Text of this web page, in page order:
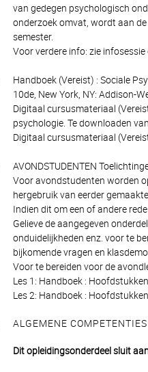
van gedegen psychologisch
onderzoek omvat, wordt aan
semester.
Voor verdere info: zie
Handboek (Vereist) : Sociale
10de, New York, NY: Addison-
Digitaal cursusmateriaal
psychologie. Te downloaden
Digitaal cursusmateriaal
AVONDSTUDENTEN
Voor avondstudenten worden
hergebruik van eerder
Indien dit om een of andere
Gelieve de aangegeven
onduidelijkheden enz. voor te
bijkomende vragen en
Voor te bereiden voor de
Les 1: Handboek :
Les 2: Handboek :
ALGEMENE COMPETENTIES
Dit opleidingsonderdeel sluit